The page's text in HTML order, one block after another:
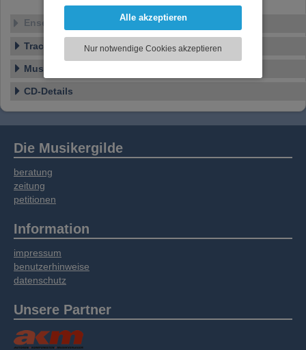
Funktionen für soziale Medien anbieten zu
zu analysieren. Dabei werden ggf.
Informationen zu Ihrer Verwendung unserer
soziale Medien, Werbung und Analysen
weitergegeben. Unsere Partner führen diese
Dienste gesammelt haben.
Alle akzeptieren
Nur notwendige Cookies akzeptieren
Ensemble
Tracklist
Musikstil
CD-Details
Die Musikergilde
beratung
zeitung
petitionen
Information
impressum
benutzerhinweise
datenschutz
Unsere Partner